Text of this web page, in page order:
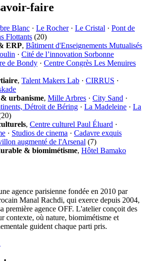
faire
Blanc · Le Rocher· Le Cristal · Pont de
Flottants (20)
ERP, Bâtiment d'Enseignements Mutualisés
· Cité de l’innovation Sorbonne
de Bondy · Centre Congrès Les Menuires
, Talent Makers Lab · CIRRUS ·
urbanisme, Mille Arbres · City Sand ·
Détroit de Béring · La Madeleine · La
, Centre culturel Paul Éluard ·
· Studios de cinema · Cadavre exquis
augmenté de l'Arsenal (7)
& biomimétisme, Hôtel Bamako
agence parisienne fondée en 2010 par
Manal Rachdi, qui exerce depuis 2004,
première agence OFF. L'atelier conçoit des
contexte, où nature, biomimétisme et
guident chaque parti pris.